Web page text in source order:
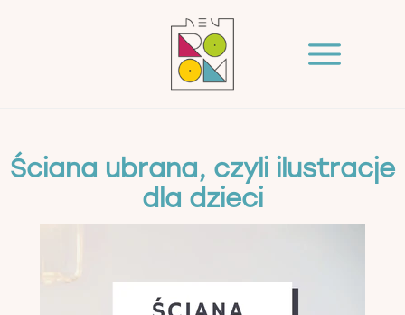
Ściana ubrana, czyli ilustracje
dla dzieci